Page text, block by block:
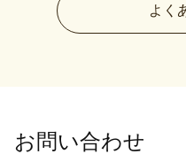
よく
お問い合わせ